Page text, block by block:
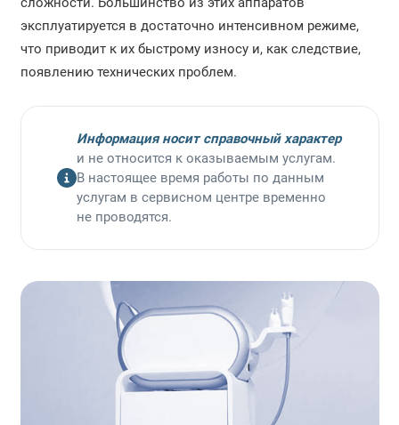
Ремонт дефибрилляторов
Ремонт косметологического оборудования
Ремонт медицинских лазеров
Ремонт ЛОР-комбайнов
Ремонт аппаратов ИВЛ
Ремонт наркозных аппаратов
Ремонт рентгеновских аппаратов
эксплуатируется в достаточно интенсивном режиме,
что приводит к их быстрому износу и, как следствие,
появлению технических проблем.
Информация носит справочный характер
и не относится к оказываемым услугам.
В настоящее время работы по данным
услугам в сервисном центре временно
не проводятся.